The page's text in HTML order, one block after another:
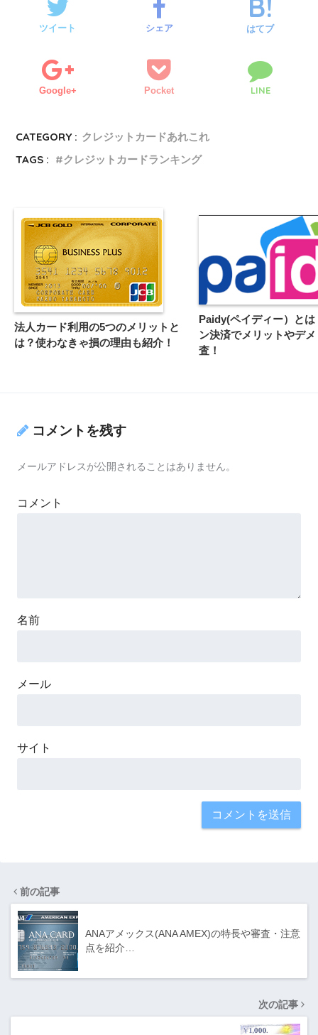
ツイート シェア はてブ
Google+ Pocket LINE
CATEGORY : クレジットカードあれこれ
TAGS :
クレジットカードランキング
法人カード利用の5つのメリットと
は？使わなきゃ損の理由も紹介！
Paidy(ペイディー）と
ン決済でメリットやデ
査！
コメントを残す
メールアドレスが公開されることはありません。
コメント
名前
メール
サイト
前の記事
ANAアメックス(ANA AMEX)の特長や審査・注意
点を紹介…
次の記事